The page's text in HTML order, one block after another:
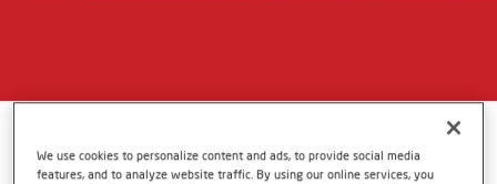
AXALTA EN ASTURIAS
We use cookies to personalize content and ads, to provide social media
features, and to analyze website traffic. By using our online services, you